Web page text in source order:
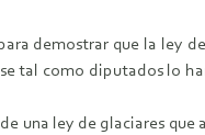
demostrar que la ley
tal como diputados lo
ley de glaciares